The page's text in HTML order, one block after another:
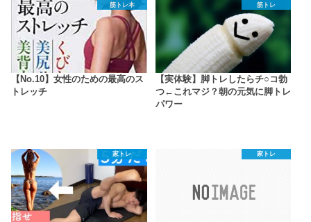
筋トレ本
【No.10】女性のための最高のス
トレッチ
筋トレ
【実体験】脚トレしたらチ○コ勃
つ←これマジ？朝の元気に脚トレ
パワー
家トレ 家トレ